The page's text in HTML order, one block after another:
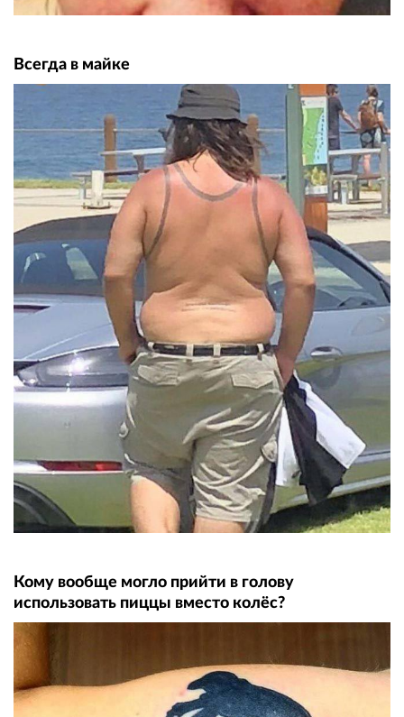
Всегда в майке
Кому вообще могло прийти в голову
использовать пиццы вместо колёс?